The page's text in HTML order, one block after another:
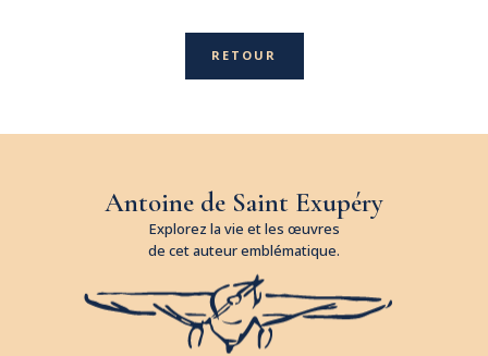
RETOUR
Antoine de Saint Exupéry
Explorez la vie et les œuvres
de cet auteur emblématique.